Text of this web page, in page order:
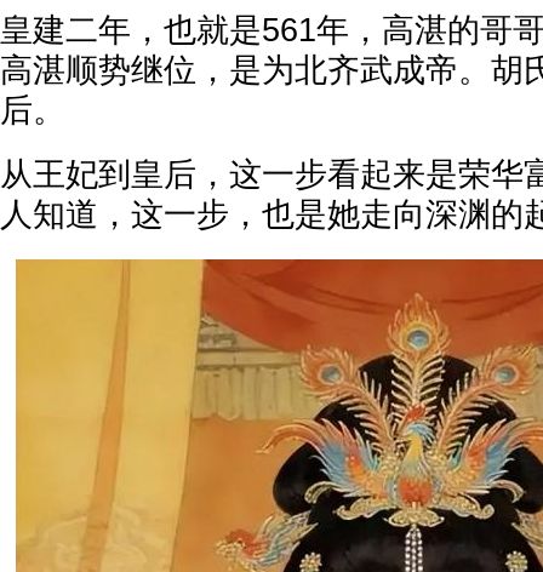
皇建二年，也就是561年，高湛的哥
高湛顺势继位，是为北齐武成帝。胡
后。
从王妃到皇后，这一步看起来是荣华
人知道，这一步，也是她走向深渊的